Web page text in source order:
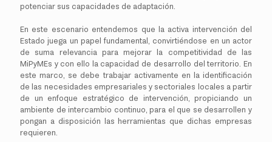
potenciar sus capacidades de adaptación.
En este escenario entendemos que la activa intervención del
Estado juega un papel fundamental, convirtiéndose en un actor
de suma relevancia para mejorar la competitividad de las
MiPyMEs y con ello la capacidad de desarrollo del territorio. En
este marco, se debe trabajar activamente en la identificación
de las necesidades empresariales y sectoriales locales a partir
de un enfoque estratégico de intervención, propiciando un
ambiente de intercambio continuo, para el que se desarrollen y
pongan a disposición las herramientas que dichas empresas
requieren.